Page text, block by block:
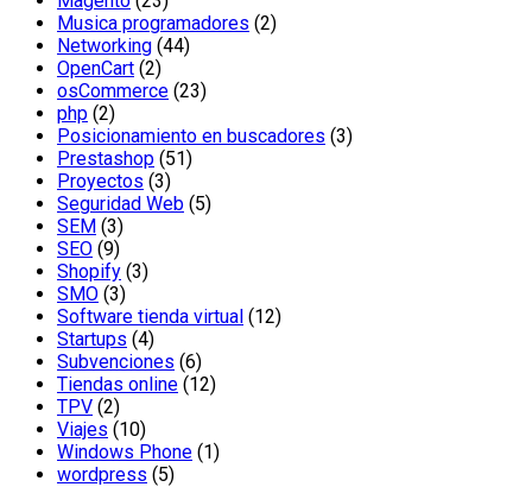
Musica programadores (2)
Networking (44)
OpenCart (2)
osCommerce (23)
php (2)
Posicionamiento en buscadores (3)
Prestashop (51)
Proyectos (3)
Seguridad Web (5)
SEM (3)
SEO (9)
Shopify (3)
SMO (3)
Software tienda virtual (12)
Startups (4)
Subvenciones (6)
Tiendas online (12)
TPV (2)
Viajes (10)
Windows Phone (1)
wordpress (5)